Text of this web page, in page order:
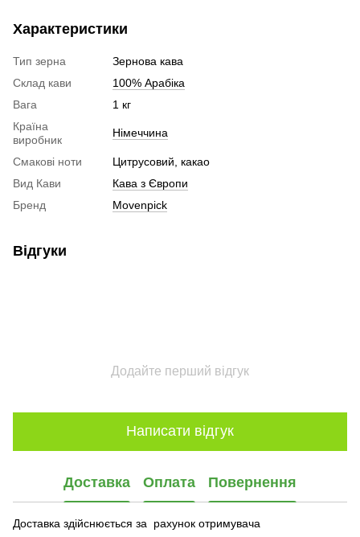
Характеристики
Тип зерна
Зернова кава
Склад кави
100% Арабіка
Вага
1 кг
Країна
виробник
Німеччина
Смакові ноти
Цитрусовий, какао
Вид Кави
Кава з Європи
Бренд
Movenpick
Відгуки
Додайте перший відгук
Написати відгук
Доставка Оплата Повернення
Доставка здійснюється за рахунок отримувача